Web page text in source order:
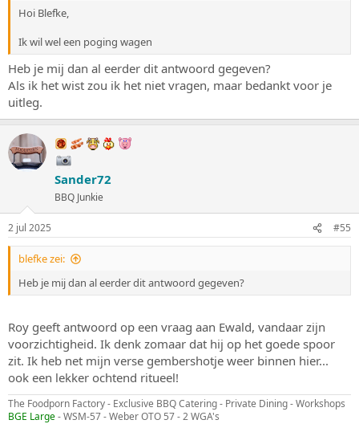
Hoi Blefke,
Ik wil wel een poging wagen
Heb je mij dan al eerder dit antwoord gegeven?
Als ik het wist zou ik het niet vragen, maar bedankt voor je
uitleg.
Sander72
BBQ Junkie
2 jul 2025 #55
blefke zei:
Heb je mij dan al eerder dit antwoord gegeven?
Roy geeft antwoord op een vraag aan Ewald, vandaar zijn
voorzichtigheid. Ik denk zomaar dat hij op het goede spoor
zit. Ik heb net mijn verse gembershotje weer binnen hier...
ook een lekker ochtend ritueel!
The Foodporn Factory - Exclusive BBQ Catering - Private Dining - Workshops
BGE Large- WSM-57 - Weber OTO 57 - 2 WGA's